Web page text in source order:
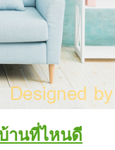
านที่ไหนดี